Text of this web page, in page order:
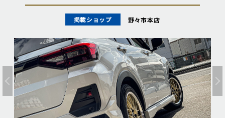
掲載ショップ 野々市本店